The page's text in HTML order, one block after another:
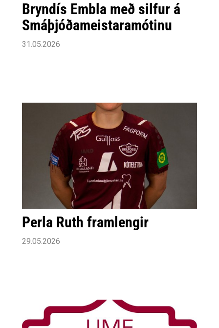
Bryndís Embla með silfur á
Smáþjóðameistaramótinu
31.05.2026
Perla Ruth framlengir
29.05.2026